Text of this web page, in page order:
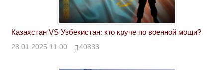
Казахстан VS Узбекистан: кто круче по военной мощи?
28.01.2025 11:00 40833